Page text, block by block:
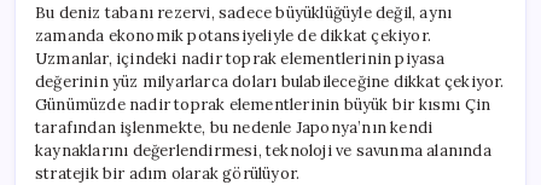
Bu deniz tabanı rezervi, sadece büyüklüğüyle değil, aynı
zamanda ekonomik potansiyeliyle de dikkat çekiyor.
Uzmanlar, içindeki nadir toprak elementlerinin piyasa
değerinin yüz milyarlarca doları bulabileceğine dikkat çekiyor.
Günümüzde nadir toprak elementlerinin büyük bir kısmı Çin
tarafından işlenmekte, bu nedenle Japonya’nın kendi
kaynaklarını değerlendirmesi, teknoloji ve savunma alanında
stratejik bir adım olarak görülüyor.